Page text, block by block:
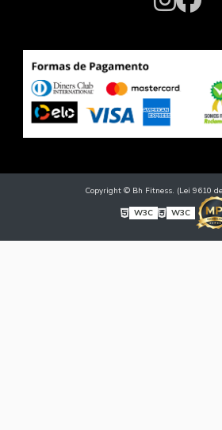
Copyright © Bh Fitness. (Lei 9610
W3C
W3C